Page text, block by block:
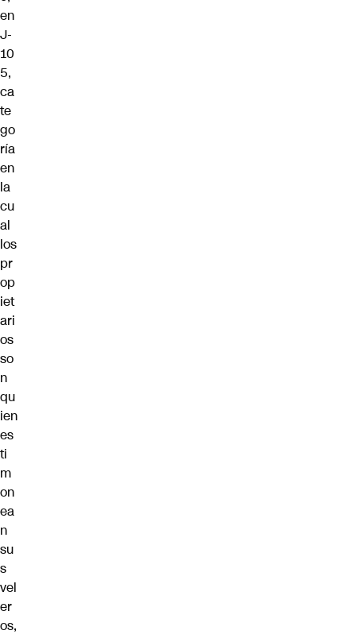
en
J-
10
5,
ca
te
go
ría
en
la
cu
al
los
pr
op
iet
ari
os
so
n
qu
ien
es
ti
m
on
ea
n
su
s
vel
er
os,